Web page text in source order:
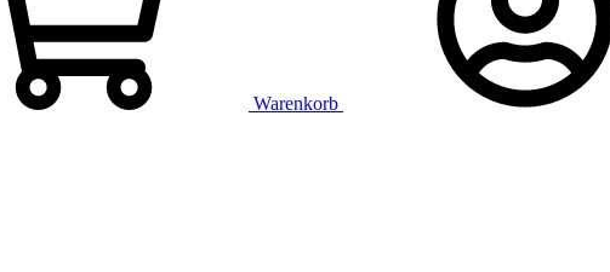
Warenkorb